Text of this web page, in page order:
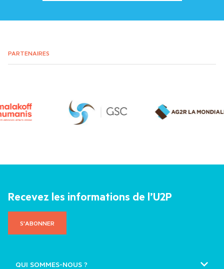
PARTENAIRES
Recevez les informations de l’U2P
S'ABONNER
QUI SOMMES-NOUS ?